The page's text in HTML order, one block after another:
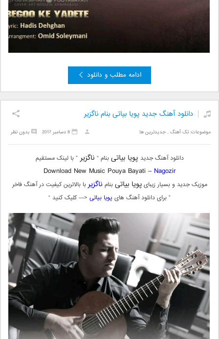
ادامه مطلب و دانلود
دانلود آهنگ جدید پويا بياتی بنام ناگزير
موضوعات:تک آهنگ ,جدیدترین ها بدون نظر 8 دسامبر 2017
دانلود آهنگ جدید پويا بياتیبنام “ ناگزير” با لینک مستقیم
Download New Music Pouya Bayati – Nagozir
موزیک جدید و بسیار زیبایپويا بياتیبنام ناگزيربا بالاترین کیفیت در آهنگ فاخر
” برای دانلود آهنگ های پويا بياتی <— کلیک کنید “